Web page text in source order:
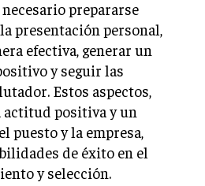
prepararse
presentación personal,
efectiva, generar un
y seguir las
Estos aspectos,
actitud positiva y un
puesto y la empresa,
de éxito en el
y selección.